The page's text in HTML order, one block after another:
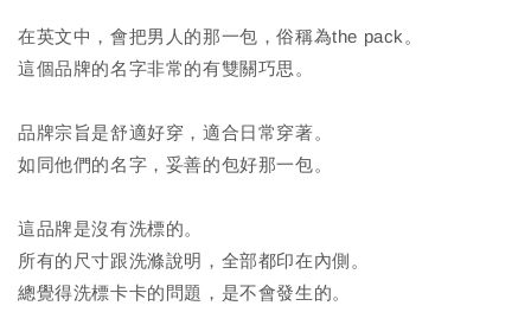
在英文中，會把男人的那一包，俗稱為the pack。
這個品牌的名字非常的有雙關巧思。
品牌宗旨是舒適好穿，適合日常穿著。
如同他們的名字，妥善的包好那一包。
這品牌是沒有洗標的。
所有的尺寸跟洗滌說明，全部都印在內側。
總覺得洗標卡卡的問題，是不會發生的。